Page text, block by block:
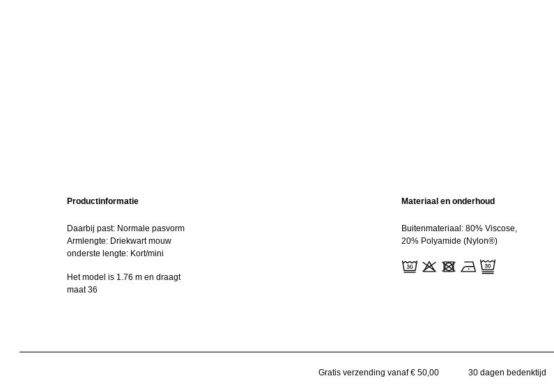
Productinformatie
Daarbij past: Normale pasvorm
Armlengte: Driekwart mouw
onderste lengte: Kort/mini
Het model is 1.76 m en draagt
maat 36
Materiaal en onderhoud
Buitenmateriaal: 80% Viscose,
20% Polyamide (Nylon®)
Gratis verzending vanaf € 50,00 30 dagen bedenktijd